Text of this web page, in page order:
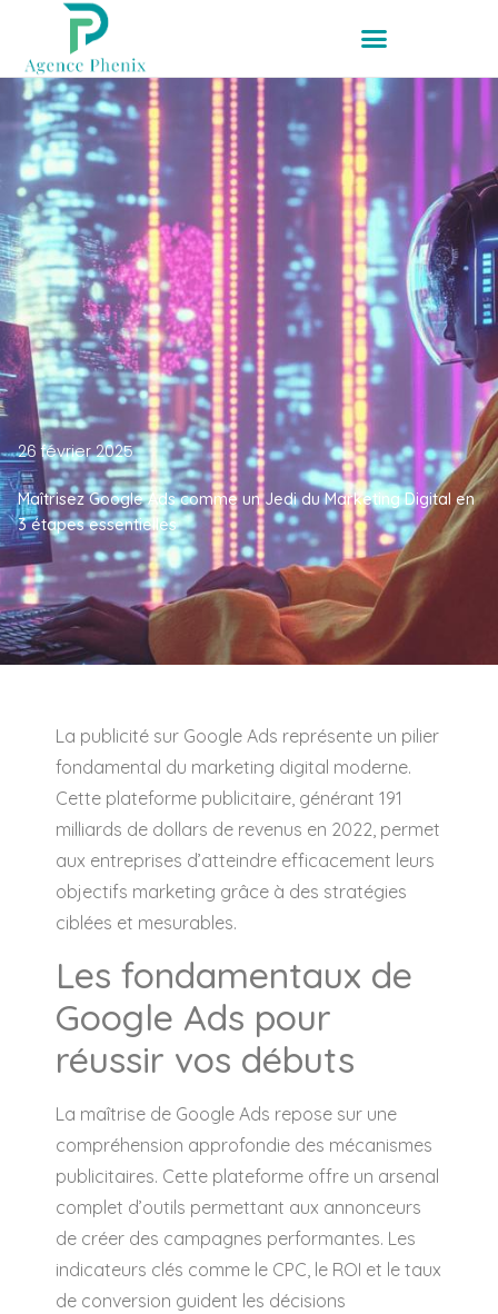
26 février 2025
Maîtrisez Google Ads comme un Jedi du Marketing Digital en
3 étapes essentielles
La publicité sur Google Ads représente un pilier
fondamental du marketing digital moderne.
Cette plateforme publicitaire, générant 191
milliards de dollars de revenus en 2022, permet
aux entreprises d’atteindre efficacement leurs
objectifs marketing grâce à des stratégies
ciblées et mesurables.
Les fondamentaux de
Google Ads pour
réussir vos débuts
La maîtrise de Google Ads repose sur une
compréhension approfondie des mécanismes
publicitaires. Cette plateforme offre un arsenal
complet d’outils permettant aux annonceurs
de créer des campagnes performantes. Les
indicateurs clés comme le CPC, le ROI et le taux
de conversion guident les décisions